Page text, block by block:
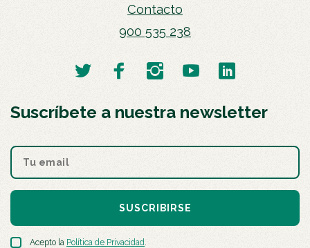
Contacto
900 535 238
Suscríbete a nuestra newsletter
SUSCRIBIRSE
Acepto la Política de Privacidad.